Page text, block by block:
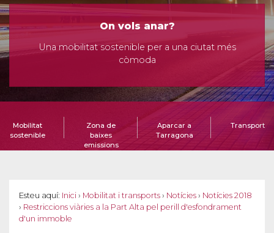
On vols anar?
Una mobilitat sostenible per a una ciutat més
còmoda
Mobilitat
sostenible
Zona de
baixes
emissions
Aparcar a
Tarragona
Transport
Esteu aquí: Inici › Mobilitat i transports › Notícies › Notícies 2018
› Restriccions viàries a la Part Alta pel perill d'esfondrament
d'un immoble